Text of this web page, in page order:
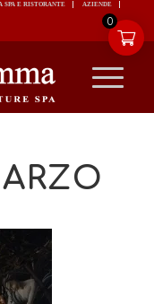
0
PRENOTA SPA E RISTORANTE